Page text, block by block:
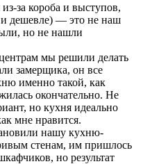
за короба и выступов,
и дешевле) — это не наш
но не нашли
мы решили делать
замерщика, он все
именно такой, как
окончательно. Не
но кухня идеально
мне нравится.
нашу кухню-
стенам, им пришлось
но результат